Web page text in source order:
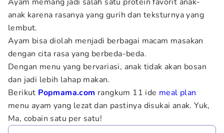
anak karena rasanya yang gurih dan teksturnya yang
lembut.
Ayam bisa diolah menjadi berbagai macam masakan
dengan cita rasa yang berbeda-beda.
Dengan menu yang bervariasi, anak tidak akan bosan
dan jadi lebih lahap makan.
Berikut Popmama.com rangkum 11 ide meal plan
menu ayam yang lezat dan pastinya disukai anak. Yuk,
Ma, cobain satu per satu!